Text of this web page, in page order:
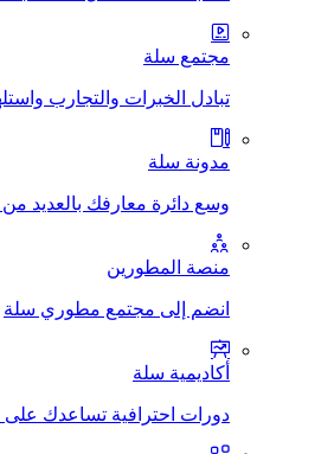
مجتمع سلة
تبادل الخبرات والتجارب
مدونة سلة
وسع دائرة معارفك بالعديد
منصة المطورين
انضم إلى مجتمع مطوري سلة
أكاديمية سلة
دورات احترافية تساعدك على